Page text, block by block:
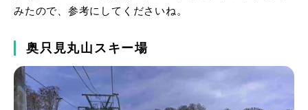
みたので、参考にしてくださいね。
奥只見丸山スキー場